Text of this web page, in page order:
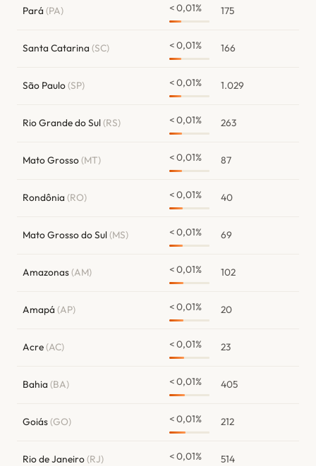
Pará (PA) < 0,01% 175
Santa Catarina (SC) < 0,01% 166
São Paulo(SP) < 0,01% 1.029
Rio Grande do Sul(RS) < 0,01% 263
Mato Grosso(MT) < 0,01% 87
Rondônia (RO) < 0,01% 40
Mato Grosso do Sul(MS) < 0,01% 69
Amazonas(AM) < 0,01% 102
Amapá (AP) < 0,01% 20
Acre(AC) < 0,01% 23
Bahia (BA) < 0,01% 405
Goiás(GO) < 0,01% 212
Rio de Janeiro(RJ) < 0,01% 514